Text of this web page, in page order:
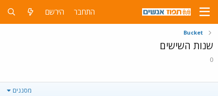
התחבר הירשם
Bucket
שנות השישים
0
מסננים